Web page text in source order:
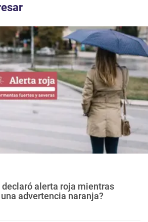
declaró alerta roja mientras
advertencia naranja?